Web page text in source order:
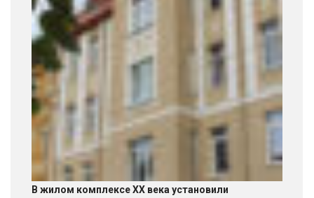
В жилом комплексе XX века установили